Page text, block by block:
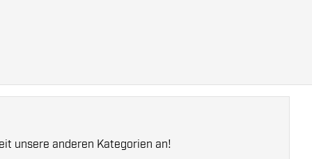
unsere anderen Kategorien an!